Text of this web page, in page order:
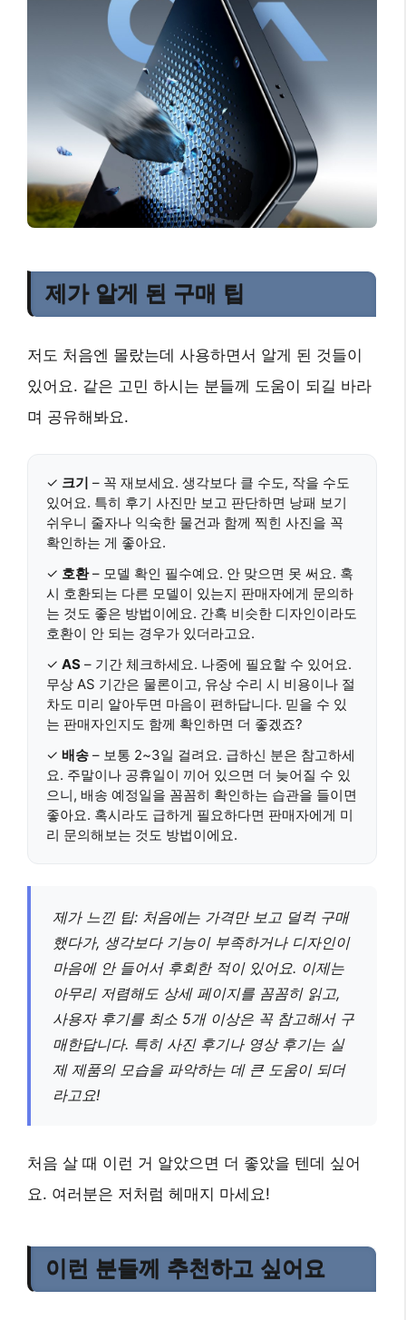
제가 알게 된 구매 팁
저도 처음엔 몰랐는데 사용하면서 알게 된 것들이
있어요. 같은 고민 하시는 분들께 도움이 되길 바라
며 공유해봐요.
✓ 크기 – 꼭 재보세요. 생각보다 클 수도, 작을 수도
있어요. 특히 후기 사진만 보고 판단하면 낭패 보기
쉬우니 줄자나 익숙한 물건과 함께 찍힌 사진을 꼭
확인하는 게 좋아요.
✓ 호환– 모델 확인 필수예요. 안 맞으면 못 써요. 혹
시 호환되는 다른 모델이 있는지 판매자에게 문의하
는 것도 좋은 방법이에요. 간혹 비슷한 디자인이라도
호환이 안 되는 경우가 있더라고요.
✓ AS – 기간 체크하세요. 나중에 필요할 수 있어요.
무상 AS 기간은 물론이고, 유상 수리 시 비용이나 절
차도 미리 알아두면 마음이 편하답니다. 믿을 수 있
는 판매자인지도 함께 확인하면 더 좋겠죠?
✓ 배송 – 보통 2~3일 걸려요. 급하신 분은 참고하세
요. 주말이나 공휴일이 끼어 있으면 더 늦어질 수 있
으니, 배송 예정일을 꼼꼼히 확인하는 습관을 들이면
좋아요. 혹시라도 급하게 필요하다면 판매자에게 미
리 문의해보는 것도 방법이에요.
제가 느낀 팁: 처음에는 가격만 보고 덜컥 구매
했다가, 생각보다 기능이 부족하거나 디자인이
마음에 안 들어서 후회한 적이 있어요. 이제는
아무리 저렴해도 상세 페이지를 꼼꼼히 읽고,
사용자 후기를 최소 5개 이상은 꼭 참고해서 구
매한답니다. 특히 사진 후기나 영상 후기는 실
제 제품의 모습을 파악하는 데 큰 도움이 되더
라고요!
처음 살 때 이런 거 알았으면 더 좋았을 텐데 싶어
요. 여러분은 저처럼 헤매지 마세요!
이런 분들께 추천하고 싶어요